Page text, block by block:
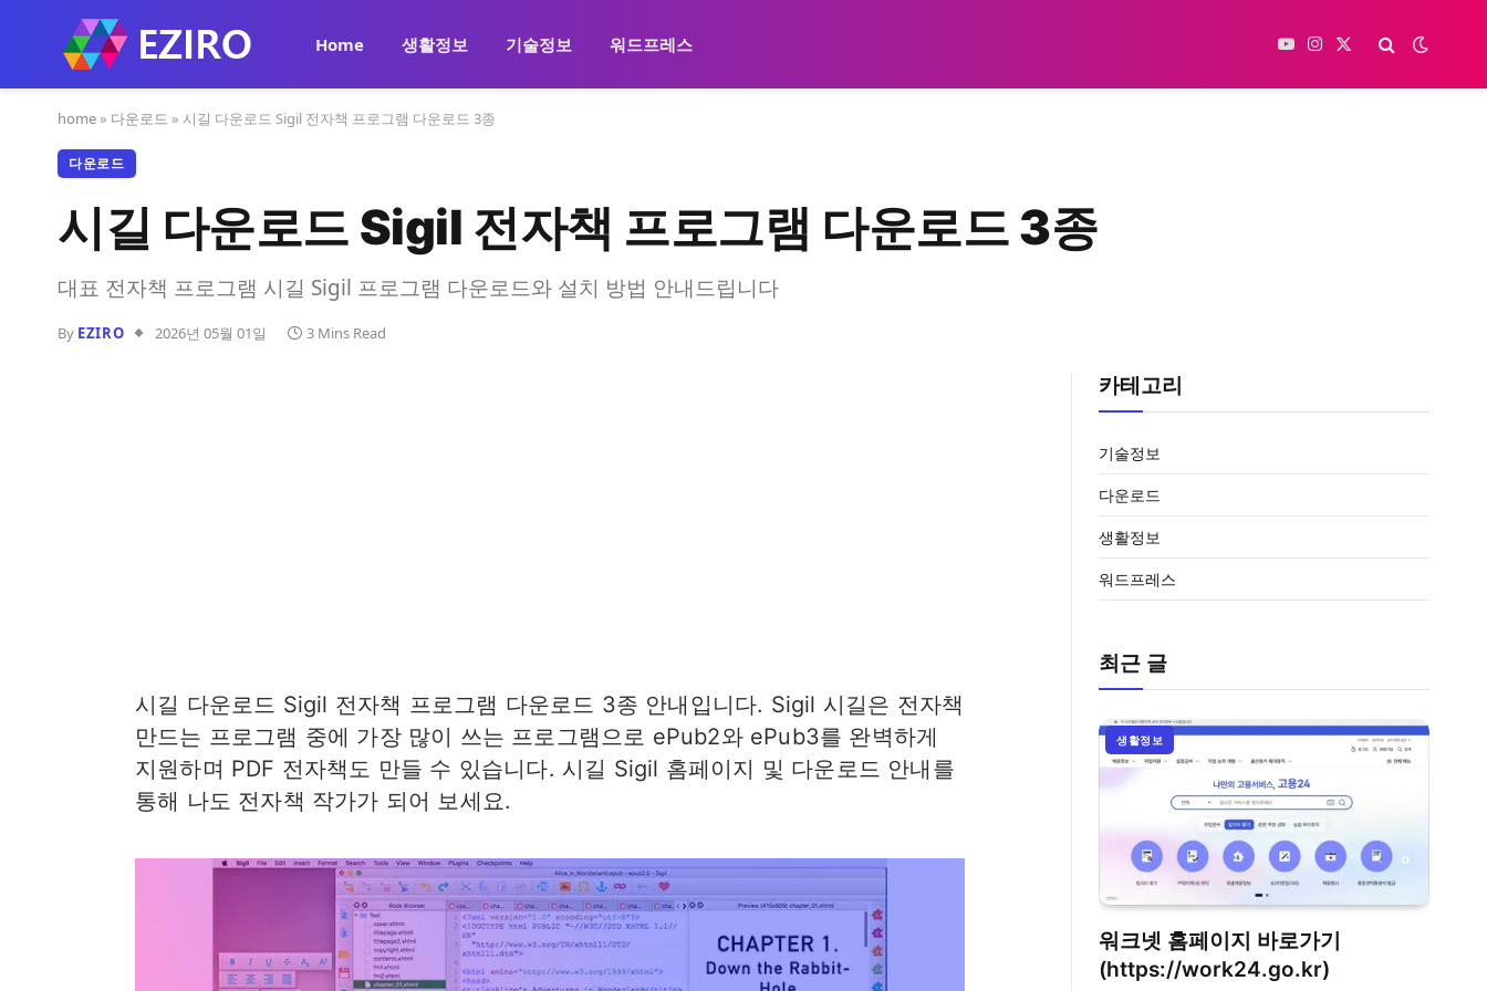
Home 생활정보 기술정보 워드프레스 YouTubeInstagram
X
home » 다운로드 » 시길 다운로드 Sigil 전자책 프로그램 다운로드 3종
다운로드
시길 다운로드 Sigil 전자책 프로그램 다운로드 3종
대표 전자책 프로그램 시길 Sigil 프로그램 다운로드와 설치 방법 안내드립니다
By EZIRO 2026년 05월 01일 3 Mins Read
시길 다운로드 Sigil 전자책 프로그램 다운로드 3종 안내입니다. Sigil 시길은 전자책
만드는 프로그램 중에 가장 많이 쓰는 프로그램으로 ePub2와 ePub3를 완벽하게
지원하며 PDF 전자책도 만들 수 있습니다. 시길 Sigil 홈페이지 및 다운로드 안내를
통해 나도 전자책 작가가 되어 보세요.
카테고리
기술정보
다운로드
생활정보
워드프레스
최근 글
생활정보
워크넷 홈페이지 바로가기
(https://work24.go.kr)